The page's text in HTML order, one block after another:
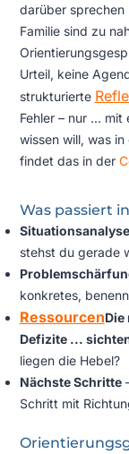
darüber sprechen
Familie sind zu
Urteil, keine
strukturierte
Fehler – nur ... mit
wissen will, was
findet das in der
Was passiert
Situationsanalyse
stehst du gerade
konkretes,
RessourcenDie
Defizite ...
liegen die Hebel?
Nächste Schritte
Schritt mit